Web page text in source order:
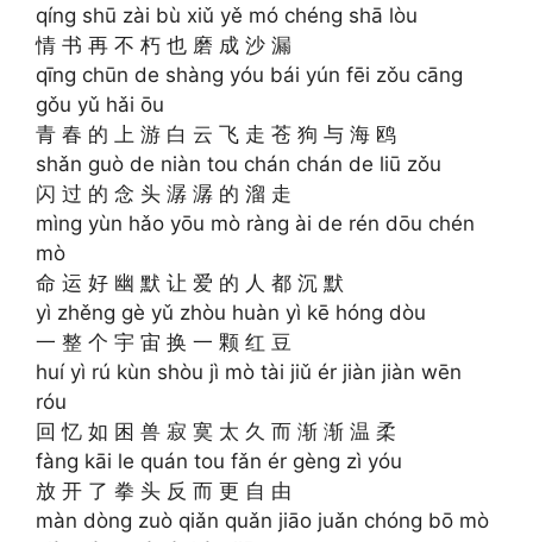
qíng shū zài bù xiǔ yě mó chéng shā lòu
情 书 再 不 朽 也 磨 成 沙 漏
qīng chūn de shàng yóu bái yún fēi zǒu cāng
gǒu yǔ hǎi ōu
青 春 的 上 游 白 云 飞 走 苍 狗 与 海 鸥
shǎn guò de niàn tou chán chán de liū zǒu
闪 过 的 念 头 潺 潺 的 溜 走
mìng yùn hǎo yōu mò ràng ài de rén dōu chén
mò
命 运 好 幽 默 让 爱 的 人 都 沉 默
yì zhěng gè yǔ zhòu huàn yì kē hóng dòu
一 整 个 宇 宙 换 一 颗 红 豆
huí yì rú kùn shòu jì mò tài jiǔ ér jiàn jiàn wēn
róu
回 忆 如 困 兽 寂 寞 太 久 而 渐 渐 温 柔
fàng kāi le quán tou fǎn ér gèng zì yóu
放 开 了 拳 头 反 而 更 自 由
màn dòng zuò qiǎn quǎn jiāo juǎn chóng bō mò